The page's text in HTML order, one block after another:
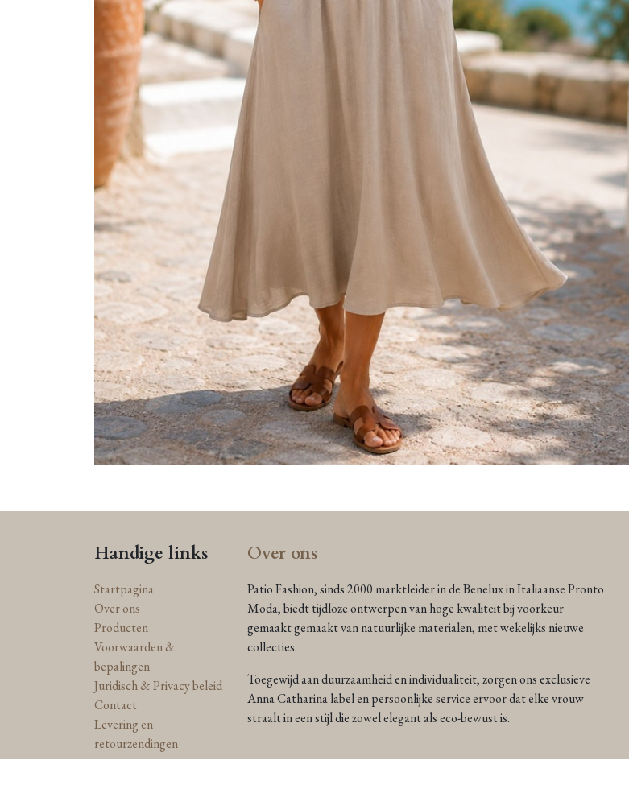
Handige links
Startpagina
Over ons
Producten
Voorwaarden &
bepalingen
Juridisch & Privacy beleid
Contact
Levering en
retourzendingen
Over ons
Patio Fashion, sinds 2000 marktleider in de Benelux in Italiaanse Pronto
Moda, biedt tijdloze ontwerpen van hoge kwaliteit bij voorkeur
gemaakt gemaakt van natuurlijke materialen, met wekelijks nieuwe
collecties.
Toegewijd aan duurzaamheid en individualiteit, zorgen ons exclusieve
Anna Catharina label en persoonlijke service ervoor dat elke vrouw
straalt in een stijl die zowel elegant als eco-bewust is.